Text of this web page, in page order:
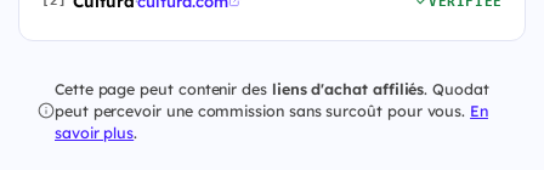
Cette page peut contenir des liens d'achat affiliés. Quodat
peut percevoir une commission sans surcoût pour vous. En
savoir plus.